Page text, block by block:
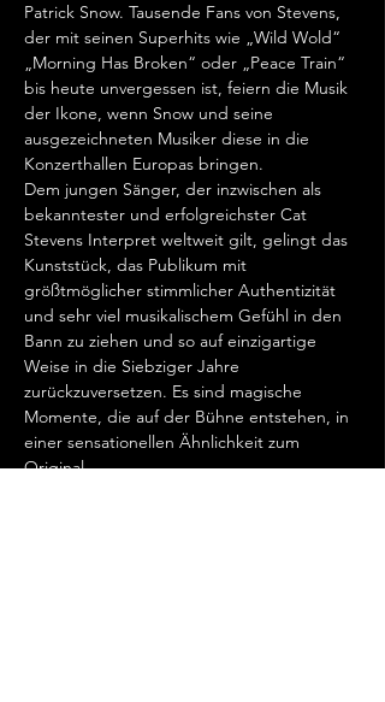
Patrick Snow. Tausende Fans von Stevens,
der mit seinen Superhits wie „Wild Wold“
„Morning Has Broken“ oder „Peace Train“
bis heute unvergessen ist, feiern die Musik
der Ikone, wenn Snow und seine
ausgezeichneten Musiker diese in die
Konzerthallen Europas bringen.
Dem jungen Sänger, der inzwischen als
bekanntester und erfolgreichster Cat
Stevens Interpret weltweit gilt, gelingt das
Kunststück, das Publikum mit
größtmöglicher stimmlicher Authentizität
und sehr viel musikalischem Gefühl in den
Bann zu ziehen und so auf einzigartige
Weise in die Siebziger Jahre
zurückzuversetzen. Es sind magische
Momente, die auf der Bühne entstehen, in
einer sensationellen Ähnlichkeit zum
Original.